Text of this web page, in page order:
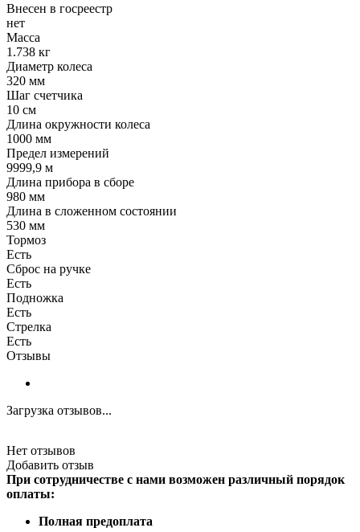
Внесен в госреестр
нет
Масса
1.738 кг
Диаметр колеса
320 мм
Шаг счетчика
10 см
Длина окружности колеса
1000 мм
Предел измерений
9999,9 м
Длина прибора в сборе
980 мм
Длина в сложенном состоянии
530 мм
Тормоз
Есть
Сброс на ручке
Есть
Подножка
Есть
Стрелка
Есть
Отзывы
Загрузка отзывов...
Нет отзывов
Добавить отзыв
При сотрудничестве с нами возможен различный порядок
оплаты:
Полная предоплата